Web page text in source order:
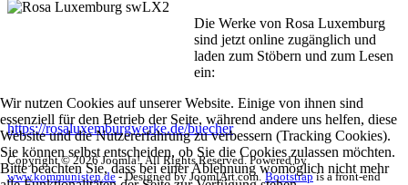
Die Werke von Rosa Luxemburg
sind jetzt online zugänglich und
laden zum Stöbern und zum Lesen
ein:
https://rosaluxemburgwerke.de/buecher
Copyright © 2026 Joomla!. All Rights Reserved. Powered by
www.kommunisten.de- Designed by JoomlArt.com. Bootstrapis a front-end
Wir nutzen Cookies auf unserer Website. Einige von ihnen sind
essenziell für den Betrieb der Seite, während andere uns helfen, diese
Website und die Nutzererfahrung zu verbessern (Tracking Cookies).
Sie können selbst entscheiden, ob Sie die Cookies zulassen möchten.
Bitte beachten Sie, dass bei einer Ablehnung womöglich nicht mehr